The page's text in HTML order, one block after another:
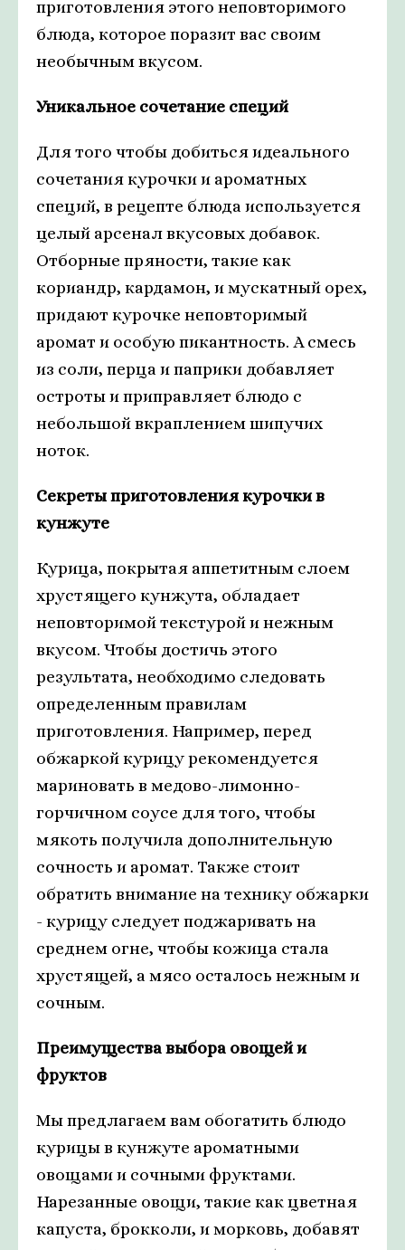
приготовления этого неповторимого
блюда, которое поразит вас своим
необычным вкусом.
Уникальное сочетание специй
Для того чтобы добиться идеального
сочетания курочки и ароматных
специй, в рецепте блюда используется
целый арсенал вкусовых добавок.
Отборные пряности, такие как
кориандр, кардамон, и мускатный орех,
придают курочке неповторимый
аромат и особую пикантность. А смесь
из соли, перца и паприки добавляет
остроты и приправляет блюдо с
небольшой вкраплением шипучих
ноток.
Секреты приготовления курочки в
кунжуте
Курица, покрытая аппетитным слоем
хрустящего кунжута, обладает
неповторимой текстурой и нежным
вкусом. Чтобы достичь этого
результата, необходимо следовать
определенным правилам
приготовления. Например, перед
обжаркой курицу рекомендуется
мариновать в медово-лимонно-
горчичном соусе для того, чтобы
мякоть получила дополнительную
сочность и аромат. Также стоит
обратить внимание на технику обжарки
- курицу следует поджаривать на
среднем огне, чтобы кожица стала
хрустящей, а мясо осталось нежным и
сочным.
Преимущества выбора овощей и
фруктов
Мы предлагаем вам обогатить блюдо
курицы в кунжуте ароматными
овощами и сочными фруктами.
Нарезанные овощи, такие как цветная
капуста, брокколи, и морковь, добавят